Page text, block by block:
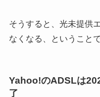
そうすると、光未提供
なくなる、ということで
Yahoo!のADSLは
了